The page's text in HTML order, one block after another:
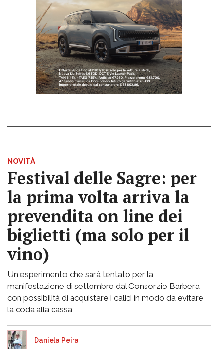
NOVITÀ
Festival delle Sagre: per
la prima volta arriva la
prevendita on line dei
biglietti (ma solo per il
vino)
Un esperimento che sarà tentato per la
manifestazione di settembre dal Consorzio Barbera
con possibilità di acquistare i calici in modo da evitare
la coda alla cassa
Daniela Peira